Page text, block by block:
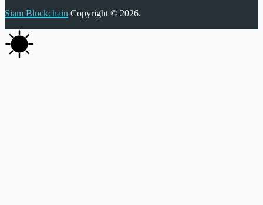
Siam Blockchain Copyright © 2026.